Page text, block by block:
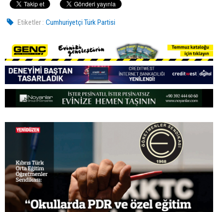
Etiketler : Cumhuriyetçi Türk Partisi